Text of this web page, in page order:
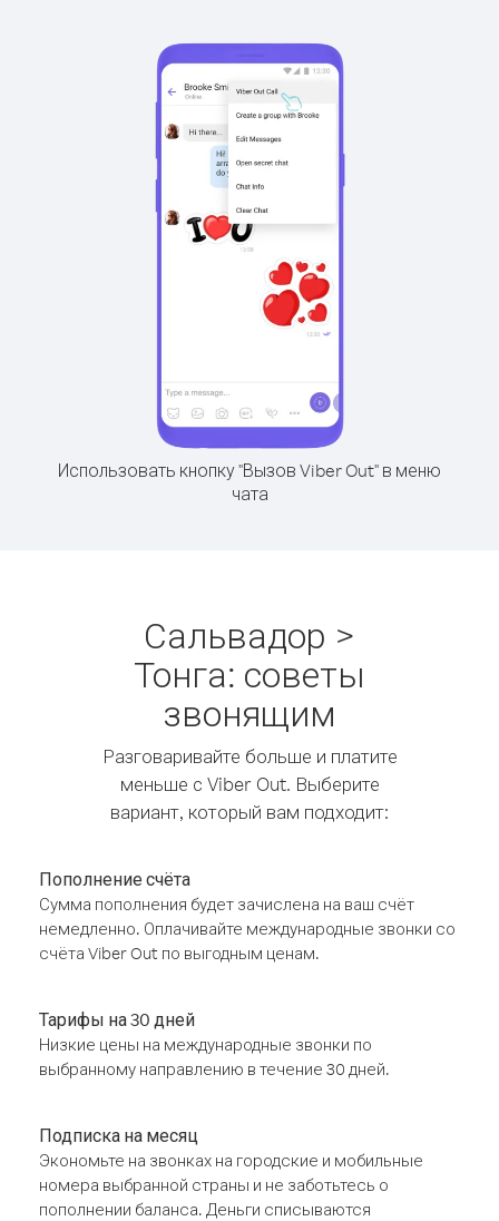
Использовать кнопку "Вызов Viber Out" в меню
чата
Сальвадор >
Тонга: советы
звонящим
Разговаривайте больше и платите
меньше с Viber Out. Выберите
вариант, который вам подходит:
Пополнение счёта
Сумма пополнения будет зачислена на ваш счёт
немедленно. Оплачивайте международные звонки со
счёта Viber Out по выгодным ценам.
Тарифы на 30 дней
Низкие цены на международные звонки по
выбранному направлению в течение 30 дней.
Подписка на месяц
Экономьте на звонках на городские и мобильные
номера выбранной страны и не заботьтесь о
пополнении баланса. Деньги списываются